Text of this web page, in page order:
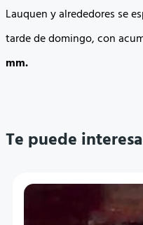
Lauquen y alrededores se
tarde de domingo, con
mm.
Te puede